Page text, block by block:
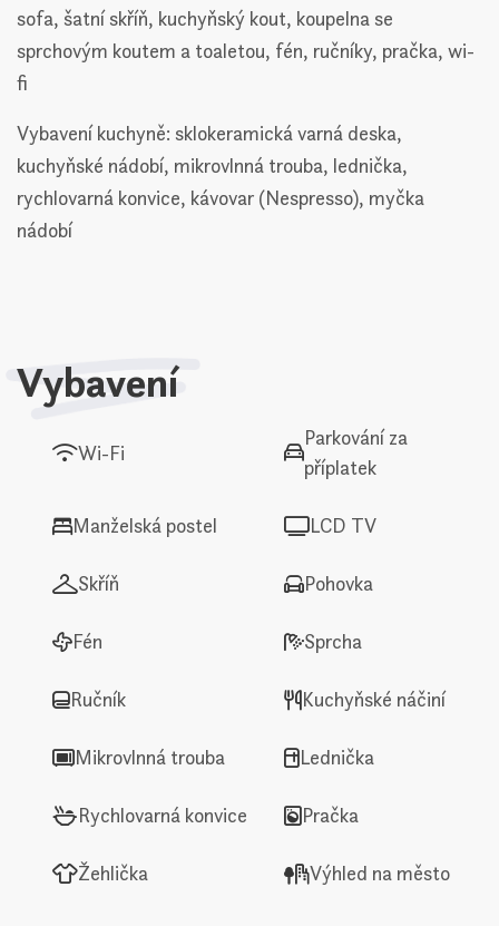
sofa, šatní skříň, kuchyňský kout, koupelna se
sprchovým koutem a toaletou, fén, ručníky, pračka, wi-
fi
Vybavení kuchyně: sklokeramická varná deska,
kuchyňské nádobí, mikrovlnná trouba, lednička,
rychlovarná konvice, kávovar (Nespresso), myčka
nádobí
Vybavení
Wi-Fi
Parkování za
příplatek
Manželská postel LCD TV
Skříň Pohovka
Fén Sprcha
Ručník Kuchyňské náčiní
Mikrovlnná trouba Lednička
Rychlovarná konvice Pračka
Žehlička Výhled na město